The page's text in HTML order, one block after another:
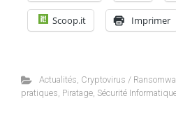
Scoop.it Imprimer
Actualités, Cryptovirus /
pratiques, Piratage, Sécurité